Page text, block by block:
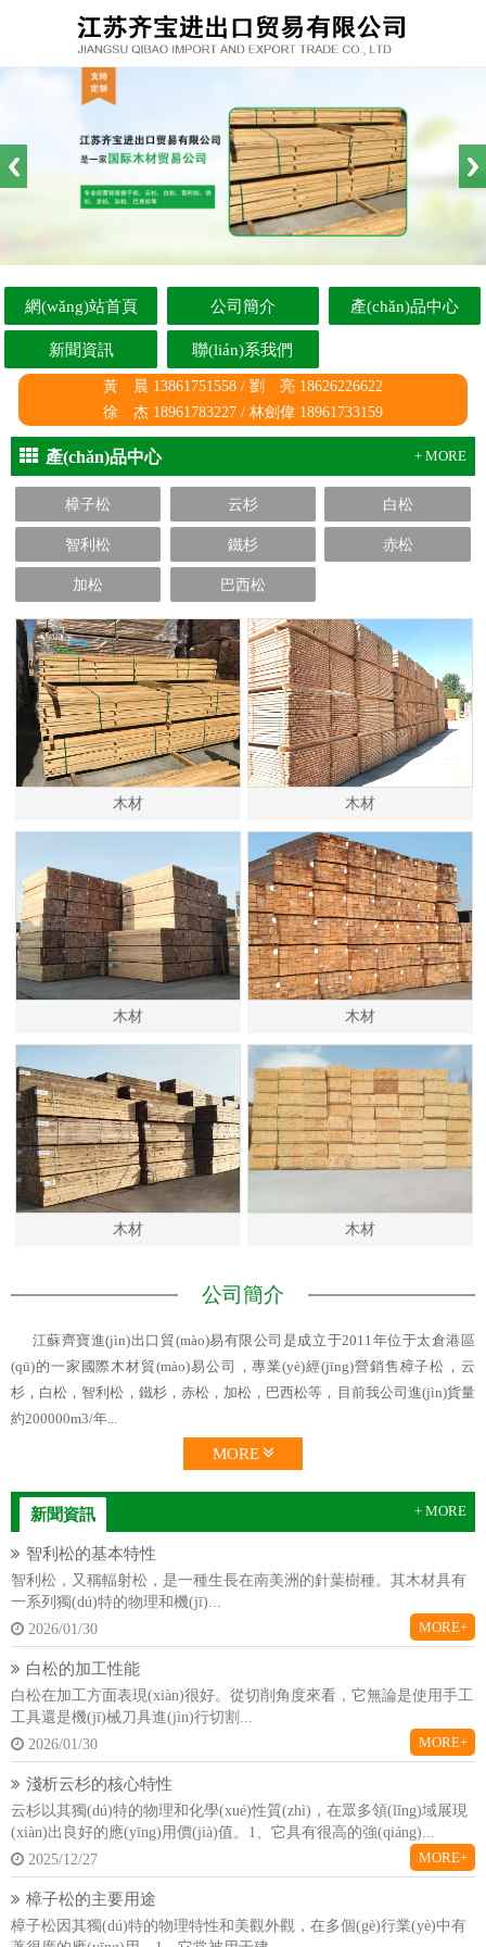
網(wǎng)站首頁 公司簡介 產(chǎn)品中心
新聞資訊 聯(lián)系我們
黃 晨 13861751558 / 劉 亮 18626226622
徐 杰 18961783227 / 林劍偉 18961733159
產(chǎn)品中心 + MORE
樟子松 云杉 白松
智利松 鐵杉 赤松
加松 巴西松
木材 木材
木材 木材
木材 木材
公司簡介
江蘇齊寶進(jìn)出口貿(mào)易有限公司是成立于2011年位于太倉港區
(qū)的一家國際木材貿(mào)易公司，專業(yè)經(jīng)營銷售樟子松，云
杉，白松，智利松，鐵杉，赤松，加松，巴西松等，目前我公司進(jìn)貨量
約200000m3/年...
MORE
新聞資訊 + MORE
智利松的基本特性
智利松，又稱輻射松，是一種生長在南美洲的針葉樹種。其木材具有
一系列獨(dú)特的物理和機(jī)...
2026/01/30
MORE+
白松的加工性能
白松在加工方面表現(xiàn)很好。從切削角度來看，它無論是使用手工
工具還是機(jī)械刀具進(jìn)行切割...
2026/01/30
MORE+
淺析云杉的核心特性
云杉以其獨(dú)特的物理和化學(xué)性質(zhì)，在眾多領(lǐng)域展現
(xiàn)出良好的應(yīng)用價(jià)值。1、它具有很高的強(qiáng)...
2025/12/27
MORE+
樟子松的主要用途
樟子松因其獨(dú)特的物理特性和美觀外觀，在多個(gè)行業(yè)中有